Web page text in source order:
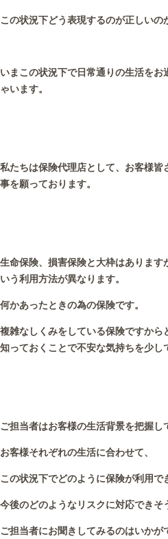
この状況下どう表現するのが正しいの
いまこの状況下で日常通りの生活を
ゃいます。
私たちは保険代理店として、お客様皆
事を願っております。
生命保険、損害保険と大枠はあります
いう利用方法が異なります。
何かあったときの為の保険です。
複雑なしくみをしている保険ですか
知っておくことで不安な気持ちを少し
ご担当者はお客様の生活背景を把握し
お客様それぞれの生活に合わせて、
この状況下でどのように保険が利用で
今後のどのようなリスクに対応できそ
ご担当者にお聞きしてみるのはいかが